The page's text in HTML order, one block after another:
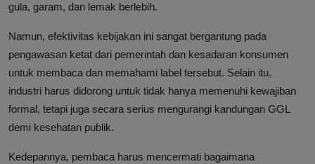
gula, garam, dan lemak berlebih.
Namun, efektivitas kebijakan ini sangat bergantung pada
pengawasan ketat dari pemerintah dan kesadaran konsumen
untuk membaca dan memahami label tersebut. Selain itu,
industri harus didorong untuk tidak hanya memenuhi kewajiban
formal, tetapi juga secara serius mengurangi kandungan GGL
demi kesehatan publik.
Kedepannya, pembaca harus mencermati bagaimana